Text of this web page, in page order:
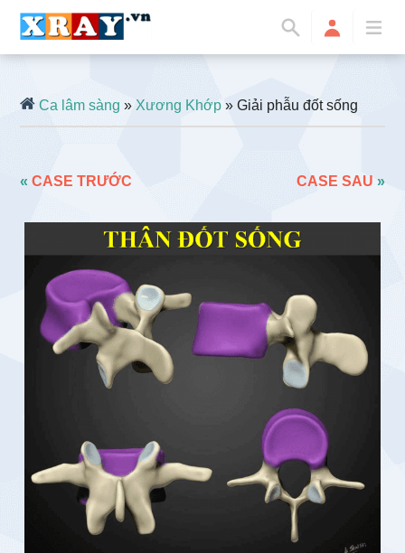
Ca lâm sàng »Xương Khớp » Giải phẫu đốt sống
«CASE TRƯỚC CASE SAU »